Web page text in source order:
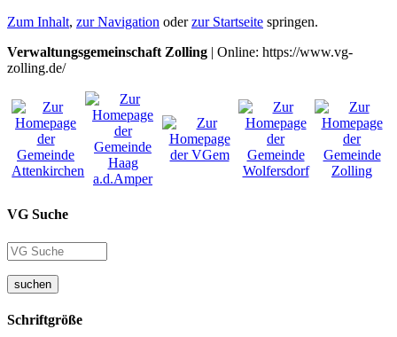
Zum Inhalt, zur Navigation oderzur Startseite springen.
Verwaltungsgemeinschaft Zolling | Online: https://www.vg-
zolling.de/
VG Suche
suchen
Schriftgröße